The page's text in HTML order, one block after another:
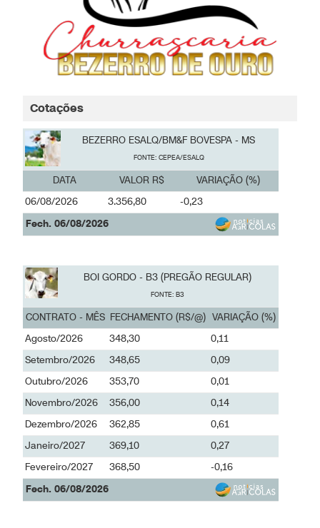
Cotações
BEZERRO ESALQ/BM&F BOVESPA - MS
FONTE: CEPEA/ESALQ
DATA VALOR R$
VARIAÇÃO (%)
06/08/2026
3.356,80
BOI GORDO - B3 (PREGÃO REGULAR)
FONTE: B3
CONTRATO - MÊS FECHAMENTO (R$/@)
VARIAÇÃO (%)
Agosto/2026
348,30
0,11
Setembro/2026
348,65
0,09
Outubro/2026
353,70
0,01
Novembro/2026
356,00
0,14
Dezembro/2026
362,85
0,61
Janeiro/2027
369,10
0,27
Fevereiro/2027
-0,16